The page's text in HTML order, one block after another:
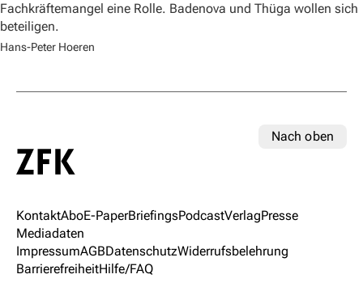
Fachkräftemangel eine Rolle. Badenova und Thüga wollen sich
beteiligen.
Hans-Peter Hoeren
Nach oben
KontaktAboE-PaperBriefingsPodcastVerlagPresse
Mediadaten
ImpressumAGBDatenschutzWiderrufsbelehrung
BarrierefreiheitHilfe/FAQ